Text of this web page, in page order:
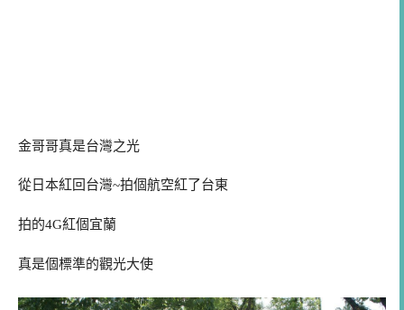
金哥哥真是台灣之光
從日本紅回台灣~拍個航空紅了台東
拍的4G紅個宜蘭
真是個標準的觀光大使